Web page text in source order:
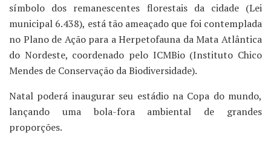
símbolo dos remanescentes florestais da cidade (Lei
municipal 6.438), está tão ameaçado que foi contemplada
no Plano de Ação para a Herpetofauna da Mata Atlântica
do Nordeste, coordenado pelo ICMBio (Instituto Chico
Mendes de Conservação da Biodiversidade).
Natal poderá inaugurar seu estádio na Copa do mundo,
lançando uma bola-fora ambiental de grandes
proporções.